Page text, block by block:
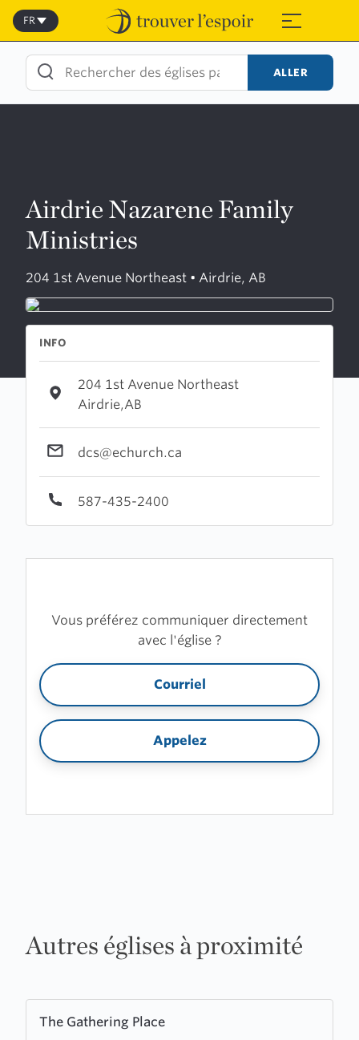
Skip
content
≡
FR
ALLER
Airdrie Nazarene Family
Ministries
204 1st Avenue Northeast • Airdrie, AB
INFO
204 1st Avenue Northeast
Airdrie,AB
dcs@echurch.ca
587-435-2400
Vous préférez communiquer directement
avec l'église ?
Courriel
Appelez
Autres églises à proximité
The Gathering Place
more